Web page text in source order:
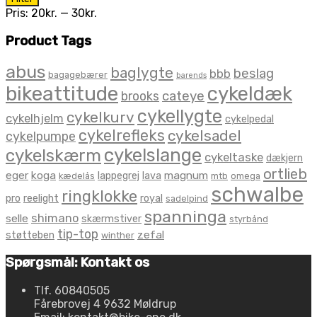
pris
pris
Pris: 20kr. — 30kr.
Product Tags
abus bagagebærer baglygte barends bbb beslag
bikeattitude brooks cateye cykeldæk
cykelhjelm cykelkurv cykellygte cykelpedal
cykelpumpe cykelrefleks cykelsadel
cykelskærm cykelslange cykeltaske dækjern
eger koga kædelås lappegrej lava magnum mtb omega ortlieb
pro reelight ringklokke royal sadelpind schwalbe
selle shimano skærmstiver spanninga styrbånd
støtteben tip-top winther zefal
Spørgsmål: Kontakt os
Tlf. 60840505
Fårebrovej 4 9632 Møldrup